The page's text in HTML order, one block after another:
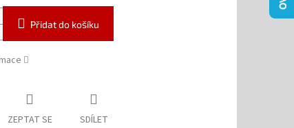
Přidat do košíku
ZEPTAT SE SDÍLET